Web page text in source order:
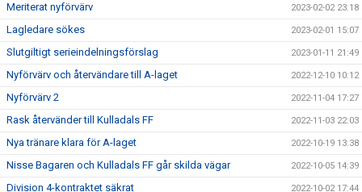
Meriterat nyförvärv 2023-02-02 23:18
Lagledare sökes 2023-02-01 15:07
Slutgiltigt serieindelningsförslag 2023-01-11 21:49
Nyförvärv och återvändare till A-laget 2022-12-10 10:12
Nyförvärv 2 2022-11-04 17:27
Rask återvänder till Kulladals FF 2022-11-03 22:03
Nya tränare klara för A-laget 2022-10-19 13:38
Nisse Bagaren och Kulladals FF går skilda vägar 2022-10-05 14:39
Division 4-kontraktet säkrat 2022-10-02 17:44